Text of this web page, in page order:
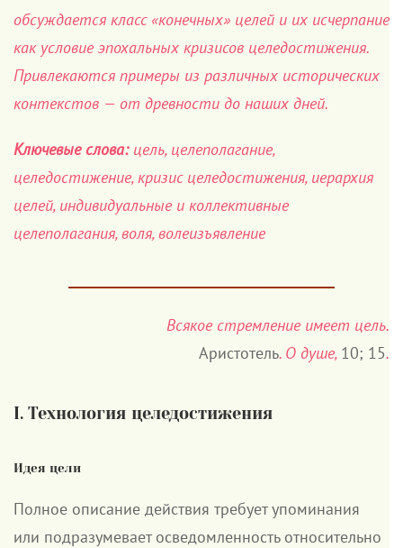
обсуждается класс «конечных» целей и их исчерпание
как условие эпохальных кризисов целедостижения.
Привлекаются примеры из различных исторических
контекстов — от древности до наших дней.
Ключевые слова: цель, целеполагание,
целедостижение, кризис целедостижения, иерархия
целей, индивидуальные и коллективные
целеполагания, воля, волеизъявление
Всякое стремление имеет цель.
Аристотель. О душе, 10; 15.
I. Технология целедостижения
Идея цели
Полное описание действия требует упоминания
или подразумевает осведомленность относительно